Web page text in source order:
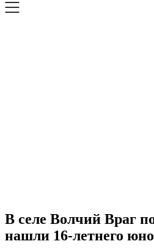
В селе Волчий Враг
нашли 16-летнего